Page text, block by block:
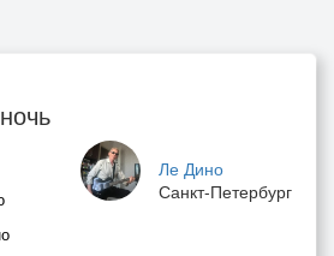
Ле Дино
Санкт-Петербург